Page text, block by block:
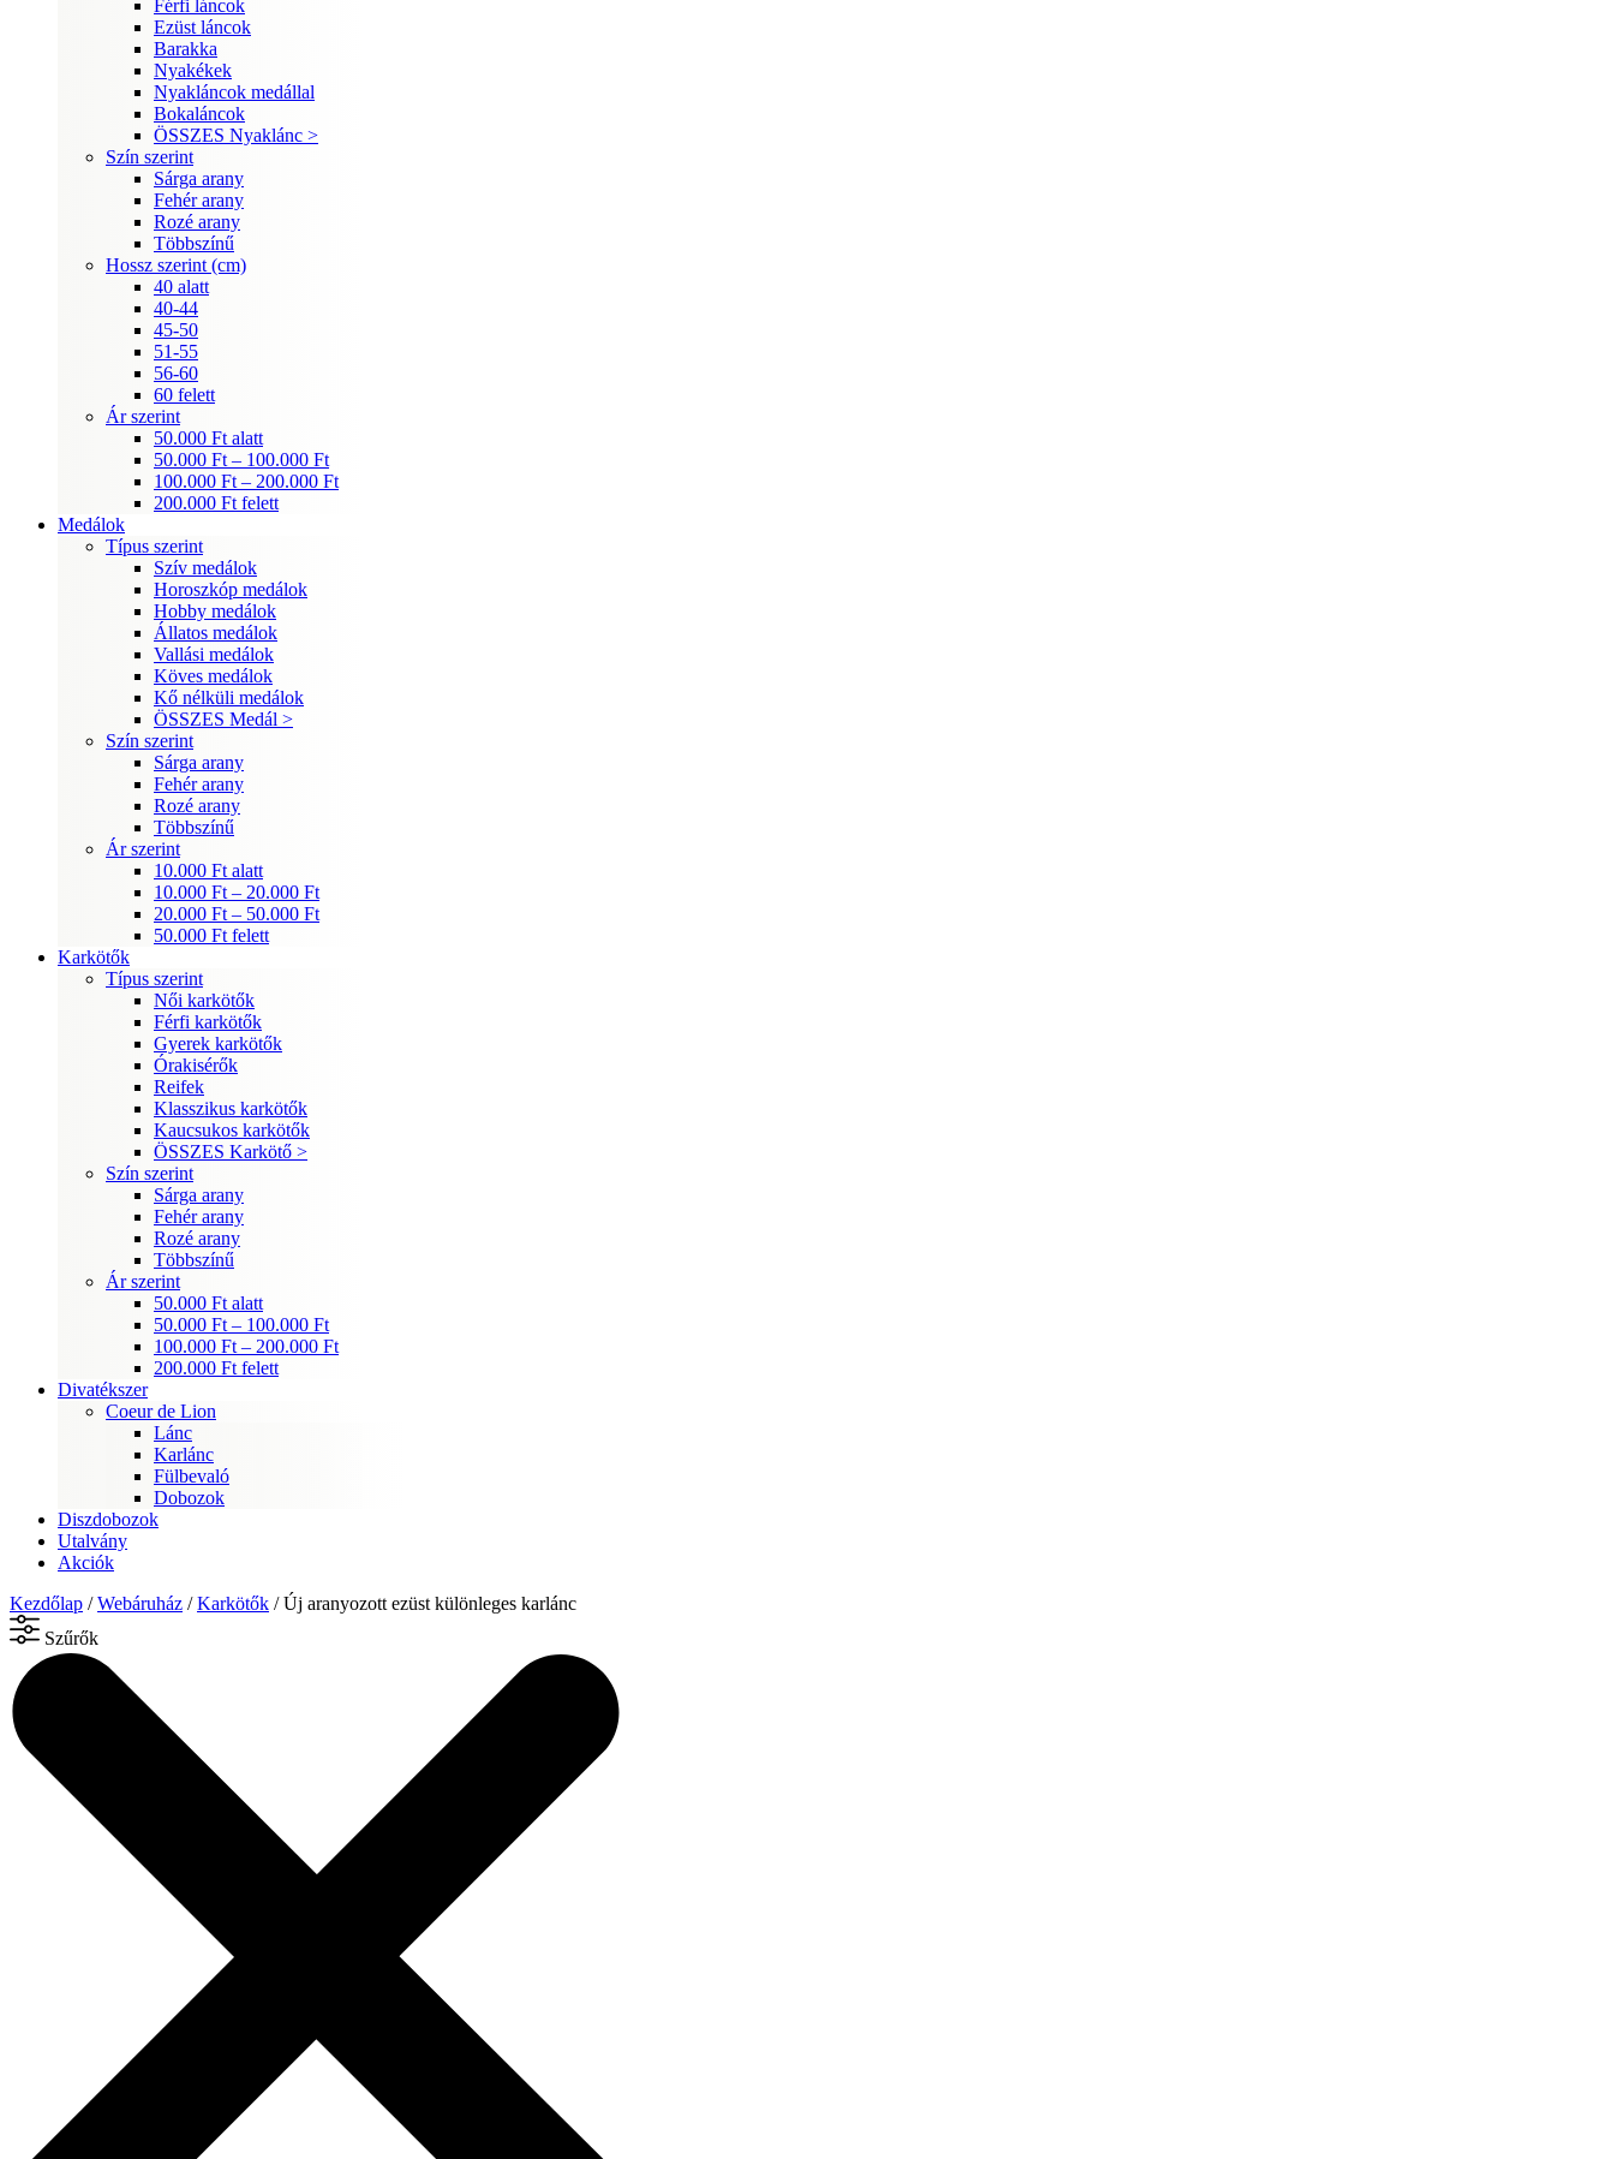
Férfi láncok
Ezüst láncok
Barakka
Nyakékek
Nyakláncok medállal
Bokaláncok
ÖSSZES Nyaklánc >
Szín szerint
Sárga arany
Fehér arany
Rozé arany
Többszínű
Hossz szerint (cm)
40 alatt
40-44
45-50
51-55
56-60
60 felett
Ár szerint
50.000 Ft alatt
50.000 Ft – 100.000 Ft
100.000 Ft – 200.000 Ft
200.000 Ft felett
Medálok
Típus szerint
Szív medálok
Horoszkóp medálok
Hobby medálok
Állatos medálok
Vallási medálok
Köves medálok
Kő nélküli medálok
ÖSSZES Medál >
Szín szerint
Sárga arany
Fehér arany
Rozé arany
Többszínű
Ár szerint
10.000 Ft alatt
10.000 Ft – 20.000 Ft
20.000 Ft – 50.000 Ft
50.000 Ft felett
Karkötők
Típus szerint
Női karkötők
Férfi karkötők
Gyerek karkötők
Órakisérők
Reifek
Klasszikus karkötők
Kaucsukos karkötők
ÖSSZES Karkötő >
Szín szerint
Sárga arany
Fehér arany
Rozé arany
Többszínű
Ár szerint
50.000 Ft alatt
50.000 Ft – 100.000 Ft
100.000 Ft – 200.000 Ft
200.000 Ft felett
Divatékszer
Coeur de Lion
Lánc
Karlánc
Fülbevaló
Dobozok
Diszdobozok
Utalvány
Akciók
Kezdőlap /Webáruház /Karkötők / Új aranyozott ezüst különleges karlánc
Szűrők